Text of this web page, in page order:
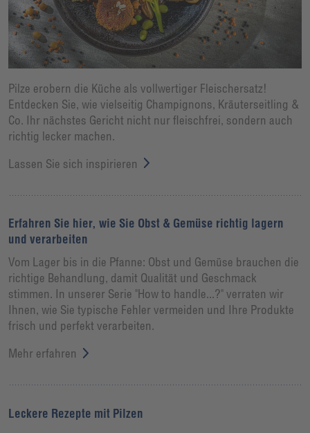
Pilze erobern die Küche als vollwertiger Fleischersatz!
Entdecken Sie, wie vielseitig Champignons, Kräuterseitling &
Co. Ihr nächstes Gericht nicht nur fleischfrei, sondern auch
richtig lecker machen.
Lassen Sie sich inspirieren
Erfahren Sie hier, wie Sie Obst & Gemüse richtig lagern
und verarbeiten
Vom Lager bis in die Pfanne: Obst und Gemüse brauchen die
richtige Behandlung, damit Qualität und Geschmack
stimmen. In unserer Serie "How to handle...?" verraten wir
Ihnen, wie Sie typische Fehler vermeiden und Ihre Produkte
frisch und perfekt verarbeiten.
Mehr erfahren
Leckere Rezepte mit Pilzen